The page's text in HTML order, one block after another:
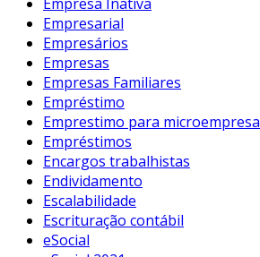
Empresarial
Empresários
Empresas
Empresas Familiares
Empréstimo
Emprestimo para microempresa
Empréstimos
Encargos trabalhistas
Endividamento
Escalabilidade
Escrituração contábil
eSocial